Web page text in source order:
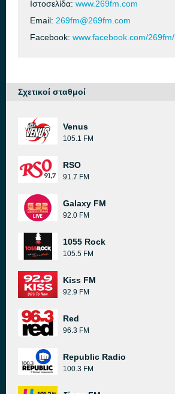
Ιστοσελίδα: www.269fm.com
Email: 269fm@269fm.com
Facebook: www.facebook.com/269fm/
Σχετικοί σταθμοί
Venus
105.1 FM
RSO
91.7 FM
Galaxy FM
92.0 FM
1055 Rock
105.5 FM
Kiss FM
92.9 FM
Red
96.3 FM
Republic Radio
100.3 FM